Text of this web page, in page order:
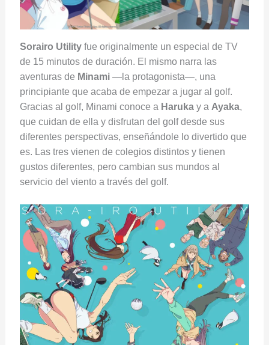
Sorairo Utilityfue originalmente un especial de TV
de 15 minutos de duración. El mismo narra las
aventuras de Minami—la protagonista—, una
principiante que acaba de empezar a jugar al golf.
Gracias al golf, Minami conoce a Harukay a Ayaka,
que cuidan de ella y disfrutan del golf desde sus
diferentes perspectivas, enseñándole lo divertido que
es. Las tres vienen de colegios distintos y tienen
gustos diferentes, pero cambian sus mundos al
servicio del viento a través del golf.